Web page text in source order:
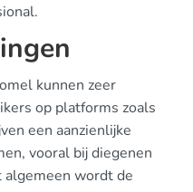
kunnen zeer
op platforms zoals
een aanzienlijke
vooral bij diegenen
wordt de